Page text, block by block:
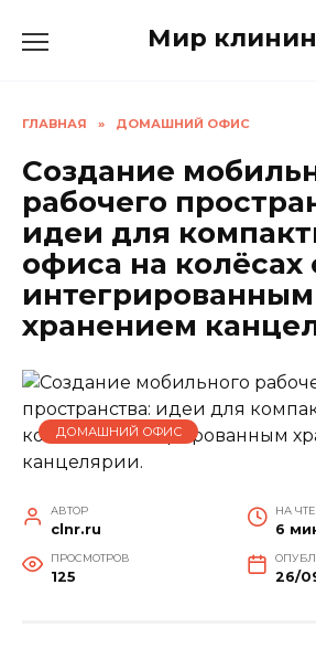
Мир
ГЛАВНАЯ » ДОМАШНИЙ ОФИС
Создание
рабочего
идеи для
офиса на колёсах
интегрированным
хранением
ДОМАШНИЙ ОФИС
АВТОР
clnr.ru
НА
6
ПРОСМОТРОВ
125 26/